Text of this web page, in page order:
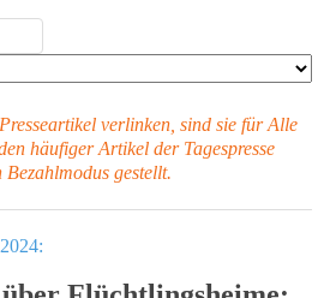
verlinken, sind sie für Alle
häufiger Artikel der Tagespresse
gestellt.